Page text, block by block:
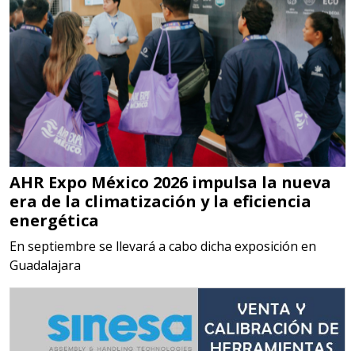
Aplicar al Requerimiento
Empresa en Jalisco
Requiere:
MATERIALES PARA SELLOS DE
SISTEMAS DE ESCAPE
Especificaciones:
Requisitos: Garantizar composición
química y origen adecuados
(especialmente para grafito) y
contar con sistemas de calidad y
Aplicar al Requerimiento
AHR Expo México 2026 impulsa la nueva
era de la climatización y la eficiencia
energética
En septiembre se llevará a cabo dicha exposición en
Guadalajara